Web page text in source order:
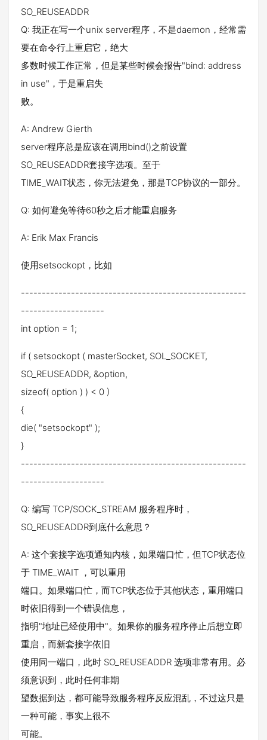
SO_REUSEADDR
Q: 我正在写一个unix server程序，不是daemon，经常需
要在命令行上重启它，绝大
多数时候工作正常，但是某些时候会报告"bind: address
in use"，于是重启失
败。
A: Andrew Gierth
server程序总是应该在调用bind()之前设置
SO_REUSEADDR套接字选项。至于
TIME_WAIT状态，你无法避免，那是TCP协议的一部分。
Q: 如何避免等待60秒之后才能重启服务
A: Erik Max Francis
使用setsockopt，比如
------------------------------------------------------
--------------------
int option = 1;
if ( setsockopt ( masterSocket, SOL_SOCKET,
SO_REUSEADDR, &option,
sizeof( option ) ) < 0 )
{
die( "setsockopt" );
}
------------------------------------------------------
--------------------
Q: 编写 TCP/SOCK_STREAM 服务程序时，
SO_REUSEADDR到底什么意思？
A: 这个套接字选项通知内核，如果端口忙，但TCP状态位
于 TIME_WAIT ，可以重用
端口。如果端口忙，而TCP状态位于其他状态，重用端口
时依旧得到一个错误信息，
指明"地址已经使用中"。如果你的服务程序停止后想立即
重启，而新套接字依旧
使用同一端口，此时 SO_REUSEADDR 选项非常有用。必
须意识到，此时任何非期
望数据到达，都可能导致服务程序反应混乱，不过这只是
一种可能，事实上很不
可能。